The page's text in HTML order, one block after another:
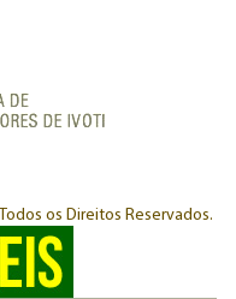
Todos os Direitos Reservados.